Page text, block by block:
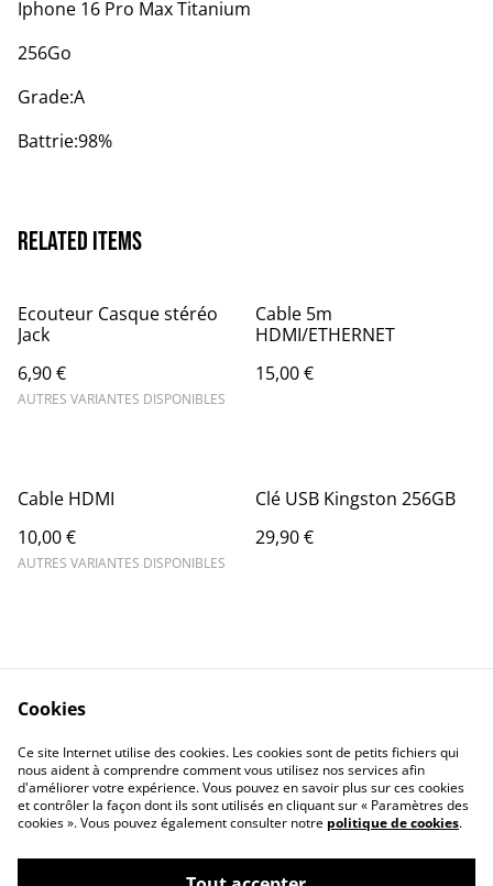
Iphone 16 Pro Max Titanium
256Go
Grade:A
Battrie:98%
Related items
Ecouteur Casque stéréo
Jack
6,90 €
AUTRES VARIANTES DISPONIBLES
Cable 5m
HDMI/ETHERNET
15,00 €
Cable HDMI
10,00 €
AUTRES VARIANTES DISPONIBLES
Clé USB Kingston 256GB
29,90 €
Contact Us
Legal Terms
Privacy Policy
Cookie Policy
Cookies
Ce site Internet utilise des cookies. Les cookies sont de petits fichiers qui
nous aident à comprendre comment vous utilisez nos services afin
d'améliorer votre expérience. Vous pouvez en savoir plus sur ces cookies
et contrôler la façon dont ils sont utilisés en cliquant sur « Paramètres des
cookies ». Vous pouvez également consulter notre politique de cookies.